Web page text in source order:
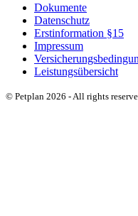
Dokumente
Datenschutz
Erstinformation §15
Impressum
Leistungsübersicht
© Petplan 2026 - All rights